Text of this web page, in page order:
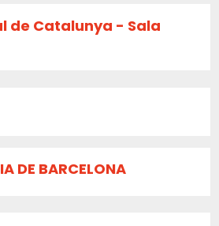
de Catalunya - Sala
DE BARCELONA